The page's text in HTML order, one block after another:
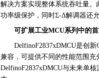
解决方案实现整体系统吞吐量
功率级保护，同时Σ-Δ解调器还
可扩展工业MCU系列中的
DelfinoF2837xDMCU是创新
兼容，可提供不同的性能范围充
DelfinoF2837xDMCU与未来单核